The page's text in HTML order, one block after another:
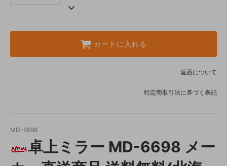
カートに入れる
返品について
特定商取引法に基づく表記
MD-6698
卓上ミラー MD-6698 メー